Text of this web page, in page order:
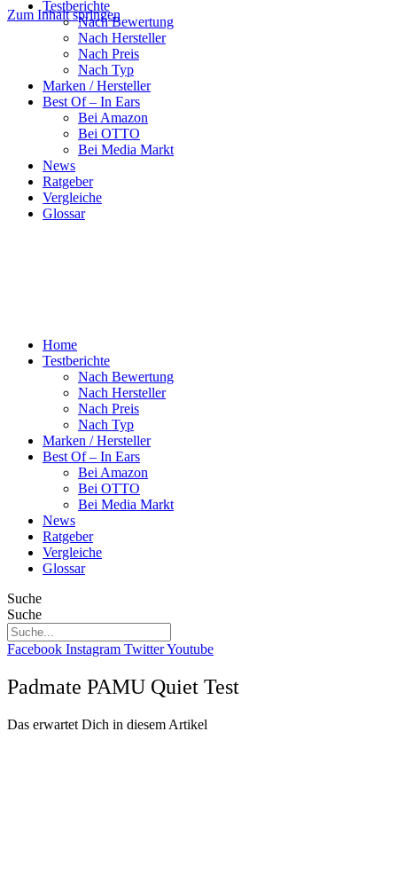
Zum Inhalt springen
Testberichte
Nach Bewertung
Nach Hersteller
Nach Preis
Nach Typ
Marken / Hersteller
Best Of – In Ears
Bei Amazon
Bei OTTO
Bei Media Markt
News
Ratgeber
Vergleiche
Glossar
Home
Testberichte
Nach Bewertung
Nach Hersteller
Nach Preis
Nach Typ
Marken / Hersteller
Best Of – In Ears
Bei Amazon
Bei OTTO
Bei Media Markt
News
Ratgeber
Vergleiche
Glossar
Suche
Suche
Facebook Instagram TwitterYoutube
Padmate PAMU Quiet Test
Das erwartet Dich in diesem Artikel